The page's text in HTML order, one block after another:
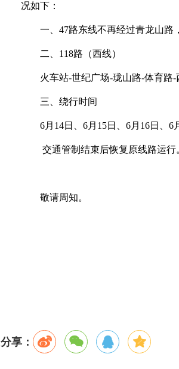
况如下：
一、47路东线不再经过青龙山路
二、118路（西线）
火车站-世纪广场-珑山路-体育路
三、绕行时间
6月14日、6月15日、6月16日、
交通管制结束后恢复原线路运行
敬请周知。
分享：